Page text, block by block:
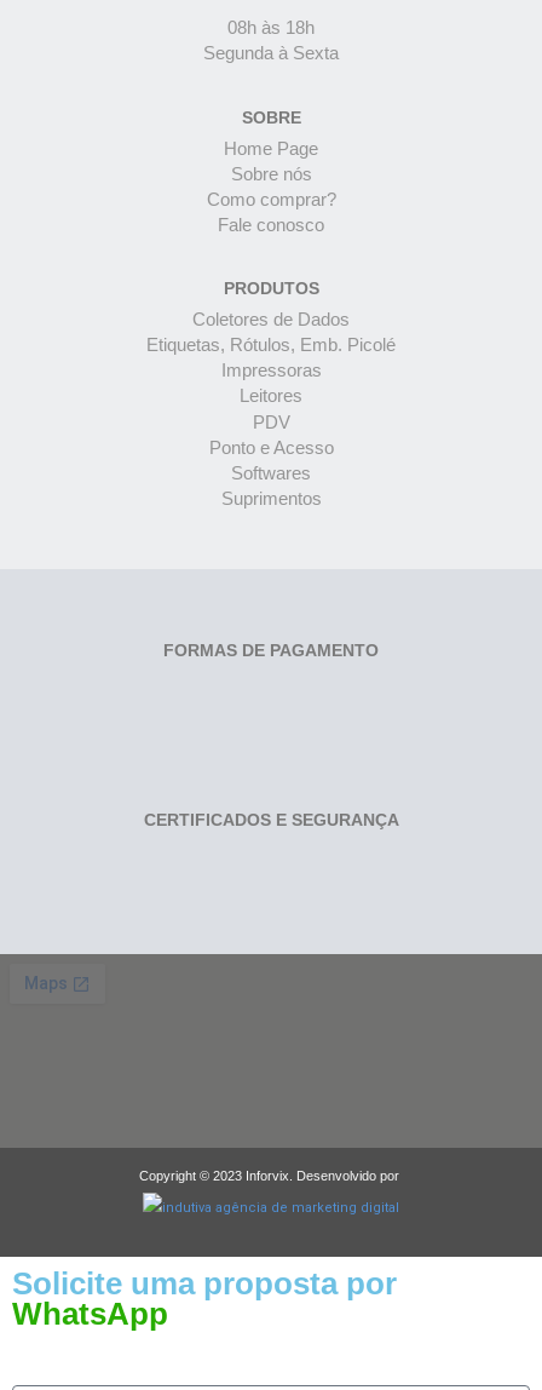
08h às 18h
Segunda à Sexta
SOBRE
Home Page
Sobre nós
Como comprar?
Fale conosco
PRODUTOS
Coletores de Dados
Etiquetas, Rótulos, Emb. Picolé
Impressoras
Leitores
PDV
Ponto e Acesso
Softwares
Suprimentos
FORMAS DE PAGAMENTO
CERTIFICADOS E SEGURANÇA
Copyright © 2023 Inforvix. Desenvolvido por
Solicite uma proposta por
WhatsApp